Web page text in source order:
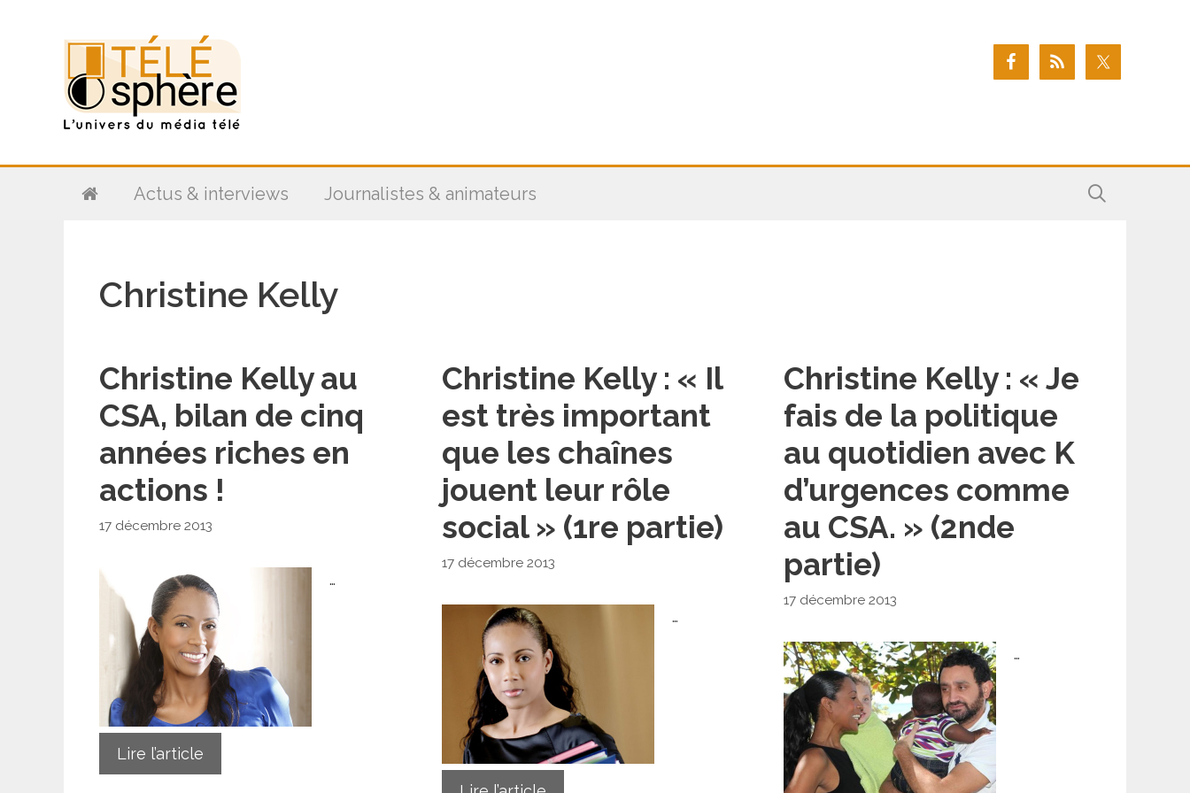
Actus & interviews Journalistes & animateurs
Christine Kelly
Christine Kelly au
CSA, bilan de cinq
années riches en
actions !
17 décembre 2013
…
Lire l’article
Christine Kelly : « Il
est très important
que les chaînes
jouent leur rôle
social » (1re partie)
17 décembre 2013
…
Christine Kelly : « Je
fais de la politique
au quotidien avec K
d’urgences comme
au CSA. » (2nde
partie)
17 décembre 2013
…